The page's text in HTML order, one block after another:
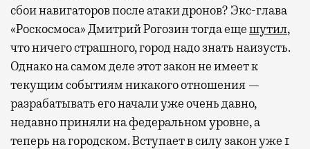
сбои навигаторов после атаки дронов? Экс-глава
«Роскосмоса» Дмитрий Рогозин тогда ещешутил,
что ничего страшного, город надо знать наизусть.
Однако на самом деле этот закон не имеет к
текущим событиям никакого отношения —
разрабатывать его начали уже очень давно,
недавно приняли на федеральном уровне, а
теперь на городском. Вступает в силу закон уже 1